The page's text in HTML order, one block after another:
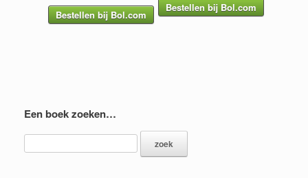
Bestellen bij Bol.com
Bestellen bij Bol.com
Een boek zoeken…